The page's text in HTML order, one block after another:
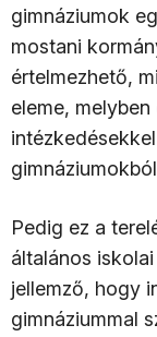
gimnáziumok
mostani
értelmezhető,
eleme,
Pedig ez a
általános
jellemző, hogy
gimnáziummal